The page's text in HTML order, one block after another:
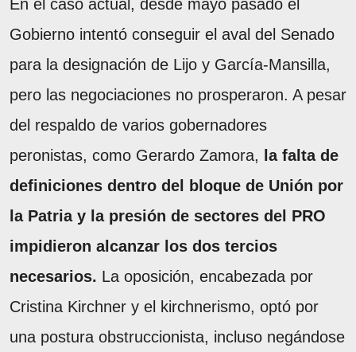
En el caso actual, desde mayo pasado el
Gobierno intentó conseguir el aval del Senado
para la designación de Lijo y García-Mansilla,
pero las negociaciones no prosperaron. A pesar
del respaldo de varios gobernadores
peronistas, como Gerardo Zamora, la falta de
definiciones dentro del bloque de Unión por
la Patria y la presión de sectores del PRO
impidieron alcanzar los dos tercios
necesarios. La oposición, encabezada por
Cristina Kirchner y el kirchnerismo, optó por
una postura obstruccionista, incluso negándose